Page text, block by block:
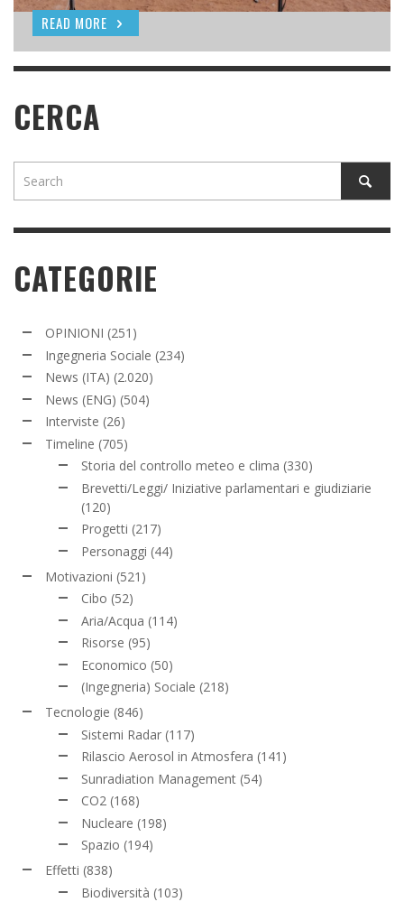
READ MORE
READ MORE
CERCA
CATEGORIE
OPINIONI (251)
Ingegneria Sociale (234)
News (ITA) (2.020)
News (ENG) (504)
Interviste (26)
Timeline (705)
Storia del controllo meteo e clima (330)
Brevetti/Leggi/ Iniziative parlamentari e giudiziarie
(120)
Progetti (217)
Personaggi (44)
Motivazioni (521)
Cibo (52)
Aria/Acqua (114)
Risorse (95)
Economico (50)
(Ingegneria) Sociale (218)
Tecnologie (846)
Sistemi Radar (117)
Rilascio Aerosol in Atmosfera (141)
Sunradiation Management (54)
CO2 (168)
Nucleare (198)
Spazio (194)
Effetti (838)
Biodiversità (103)